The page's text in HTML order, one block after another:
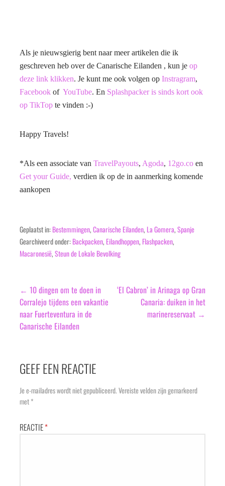
Als je nieuwsgierig bent naar meer artikelen die ik
geschreven heb over de Canarische Eilanden , kun je op
deze link klikken. Je kunt me ook volgen op Instragram,
Facebook of YouTube. En Splashpacker is sinds kort ook
op TikTop te vinden :-)
Happy Travels!
*Als een associate van TravelPayouts, Agoda, 12go.co en
Get your Guide, verdien ik op de in aanmerking komende
aankopen
Geplaatst in:Bestemmingen,Canarische Eilanden, La Gomera,Spanje
Gearchiveerd onder:Backpacken, Eilandhoppen, Flashpacken,
Macaronesië,Steun de Lokale Bevolking
Bericht
navigatie
← 10 dingen om te doen in
Corralejo tijdens een vakantie
naar Fuerteventura in de
Canarische Eilanden
‘El Cabron’ in Arinaga op Gran
Canaria: duiken in het
marinereservaat →
GEEF EEN REACTIE
Je e-mailadres wordt niet gepubliceerd.Vereiste velden zijn gemarkeerd
met*
REACTIE*